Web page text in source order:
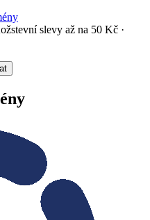
slevy až na 50 Kč ·